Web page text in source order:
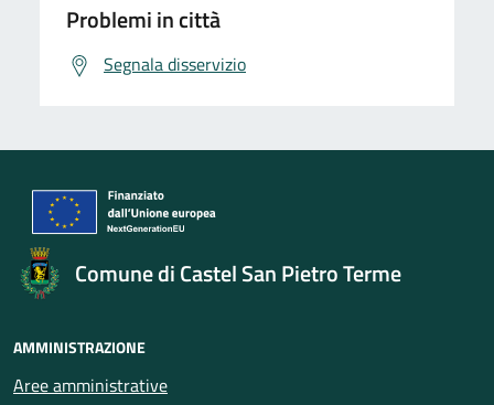
Problemi in città
Segnala disservizio
Comune di Castel San Pietro Terme
AMMINISTRAZIONE
Aree amministrative